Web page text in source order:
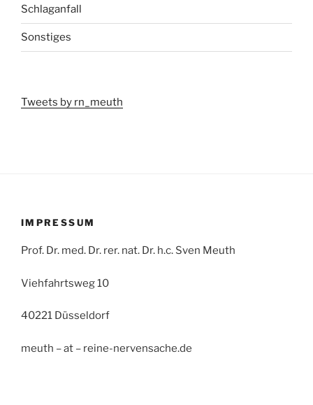
Schlaganfall
Sonstiges
Tweets by rn_meuth
IMPRESSUM
Prof. Dr. med. Dr. rer. nat. Dr. h.c. Sven Meuth
Viehfahrtsweg 10
40221 Düsseldorf
meuth – at – reine-nervensache.de